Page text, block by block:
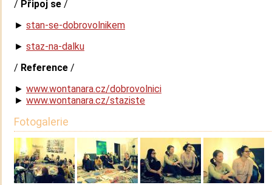
/ Připoj se /
► stan-se-dobrovolnikem
► staz-na-dalku
/ Reference /
► www.wontanara.cz/dobrovolnici
► www.wontanara.cz/staziste
Fotogalerie